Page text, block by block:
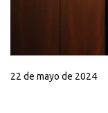
22 de mayo de 2024